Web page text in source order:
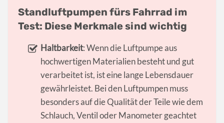
Standluftpumpen fürs Fahrrad im
Test: Diese Merkmale sind wichtig
Haltbarkeit: Wenn die Luftpumpe aus
hochwertigen Materialien besteht und gut
verarbeitet ist, ist eine lange Lebensdauer
gewährleistet. Bei den Luftpumpen muss
besonders auf die Qualität der Teile wie dem
Schlauch, Ventil oder Manometer geachtet